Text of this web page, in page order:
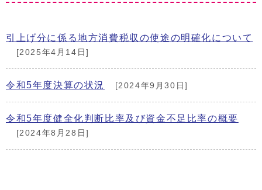
引上げ分に係る地方消費税収の使途の明確化について
[2025年4月14日]
令和5年度決算の状況 [2024年9月30日]
令和5年度健全化判断比率及び資金不足比率の概要
[2024年8月28日]